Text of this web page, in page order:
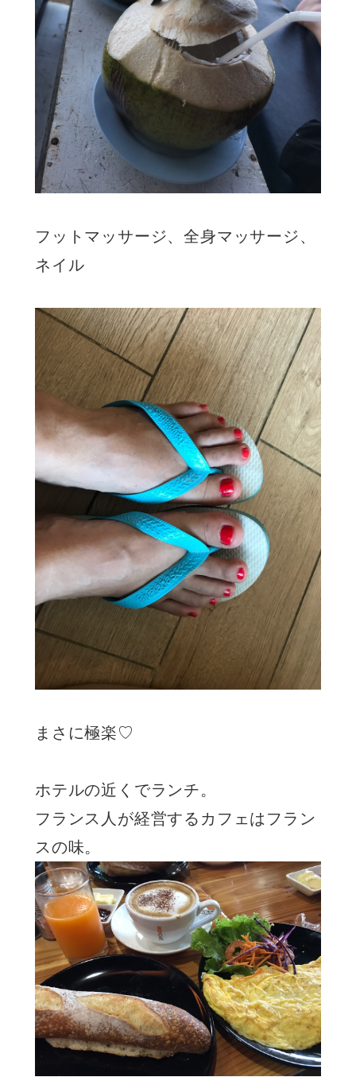
フットマッサージ、全身マッサージ、
ネイル
まさに極楽♡
ホテルの近くでランチ。
フランス人が経営するカフェはフラン
スの味。